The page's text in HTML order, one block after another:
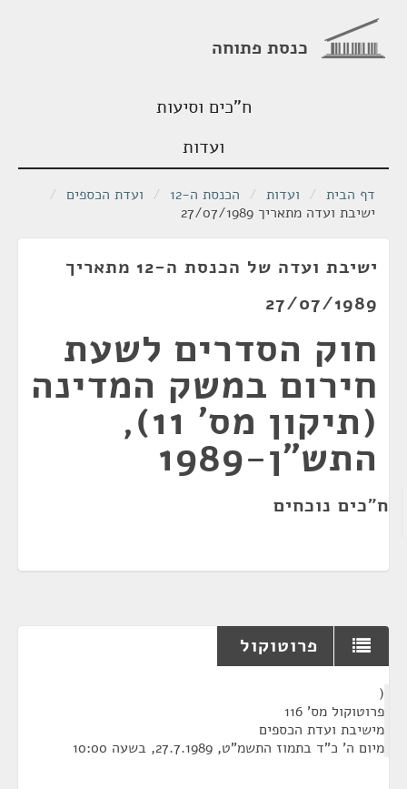
כנסת פתוחה
ח"כים וסיעות
ועדות
דף הבית / ועדות / הכנסת ה-12 / ועדת הכספים /
ישיבת ועדה מתאריך 27/07/1989
ישיבת ועדה של הכנסת ה-12 מתאריך
27/07/1989
חוק הסדרים לשעת
חירום במשק המדינה
(תיקון מס' 11),
התש"ן-1989
ח"כים נוכחים
פרוטוקול
(
פרוטוקול מס' 116
מישיבת ועדת הכספים
מיום ה' כ"ד בתמוז התשמ"ט, 27.7.1989, בשעה 10:00